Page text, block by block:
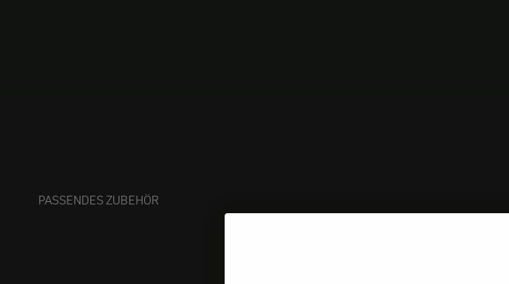
PASSENDES ZUBEHÖR